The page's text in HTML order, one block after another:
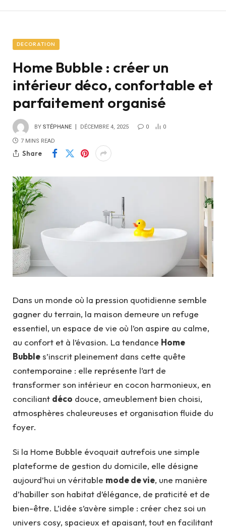
DECORATION
Home Bubble : créer un
intérieur déco, confortable et
parfaitement organisé
BY STÉPHANE DÉCEMBRE 4, 2025 0 0
7 MINS READ
Share
Dans un monde où la pression quotidienne semble
gagner du terrain, la maison demeure un refuge
essentiel, un espace de vie où l’on aspire au calme,
au confort et à l’évasion. La tendance Home
Bubbles’inscrit pleinement dans cette quête
contemporaine : elle représente l’art de
transformer son intérieur en cocon harmonieux, en
conciliant déco douce, ameublement bien choisi,
atmosphères chaleureuses et organisation fluide du
foyer.
Si la Home Bubble évoquait autrefois une simple
plateforme de gestion du domicile, elle désigne
aujourd’hui un véritable mode de vie, une manière
d’habiller son habitat d’élégance, de praticité et de
bien-être. L’idée s’avère simple : créer chez soi un
univers cosy, spacieux et apaisant, tout en facilitant